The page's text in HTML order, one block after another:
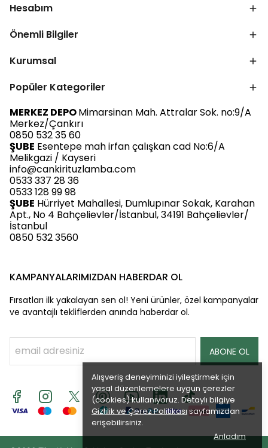
Alışveriş deneyiminizi iyileştirmek için
yasal düzenlemelere uygun çerezler
(cookies) kullanıyoruz. Detaylı bilgiye
Gizlilik ve Çerez Politikası sayfamızdan
erişebilirsiniz.
Anladım
Hesabım
Önemli Bilgiler
Kurumsal
Popüler Kategoriler
MERKEZ DEPOMimarsinan Mah. Attralar Sok. no:9/A
Merkez/Çankırı
0850 532 35 60
ŞUBE Esentepe mah irfan çalışkan cad No:6/A
Melikgazi / Kayseri
info@cankirituzlamba.com
0533 337 28 36
0533 128 99 98
ŞUBE Hürriyet Mahallesi, Dumlupınar Sokak, Karahan
Apt., No 4 Bahçelievler/İstanbul, 34191 Bahçelievler/
İstanbul
0850 532 3560
KAMPANYALARIMIZDAN HABERDAR OL
Fırsatları ilk yakalayan sen ol! Yeni ürünler, özel kampanyalar
ve avantajlı tekliflerden anında haberdar ol.
ABONE OL